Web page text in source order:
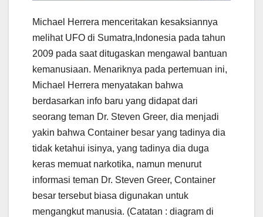
Michael Herrera menceritakan kesaksiannya
melihat UFO di Sumatra,Indonesia pada tahun
2009 pada saat ditugaskan mengawal bantuan
kemanusiaan. Menariknya pada pertemuan ini,
Michael Herrera menyatakan bahwa
berdasarkan info baru yang didapat dari
seorang teman Dr. Steven Greer, dia menjadi
yakin bahwa Container besar yang tadinya dia
tidak ketahui isinya, yang tadinya dia duga
keras memuat narkotika, namun menurut
informasi teman Dr. Steven Greer, Container
besar tersebut biasa digunakan untuk
mengangkut manusia. (Catatan : diagram di